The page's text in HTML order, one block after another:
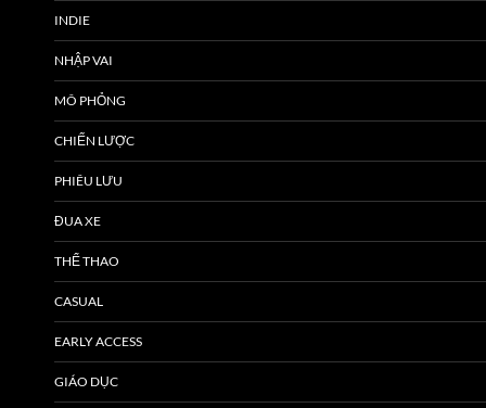
INDIE
NHẬP VAI
MÔ PHỎNG
CHIẾN LƯỢC
PHIÊU LƯU
ĐUA XE
THỂ THAO
CASUAL
EARLY ACCESS
GIÁO DỤC